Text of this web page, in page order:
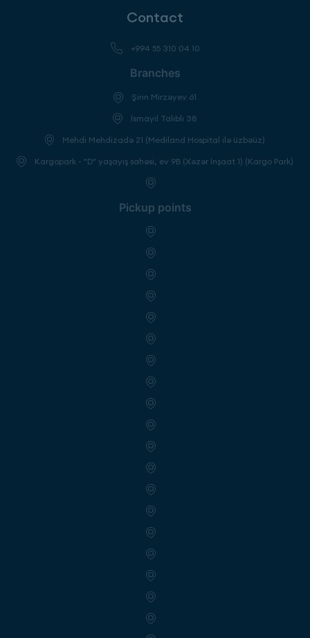
Contact
+994 55 310 04 10
Branches
Şirin Mirzəyev 61
İsmayıl Talıblı 38
Mehdi Mehdizadə 21 (Mediland Hospital ilə üzbəüz)
Kargopark - "D" yaşayış sahəsi, ev 9B (Xəzər İnşaat 1) (Kargo Park)
Pickup points